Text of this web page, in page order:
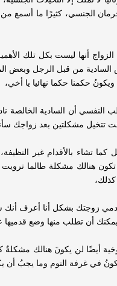
الجنسي، كثيرًا ما
أنها ليست بكل تلك
من قبل الرجل وبعض
ويكونُ حكمنا حكما نهائيا يا أخي،
أن السادية الخالصة
تتخيل مشكلتين بعد زواجك
كما تشاء بالأقدام غير
تكون هنالك مشكلة طالما
زوجتك بشكل أنا أعرف أنك
أن تطلب منها وضع
أيضًا لن يكونَ هنالك
في غرفة النوم وما يجبُ أن